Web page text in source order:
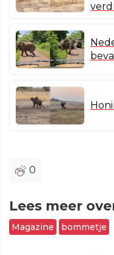
0
Lees meer
Magazine bommetje